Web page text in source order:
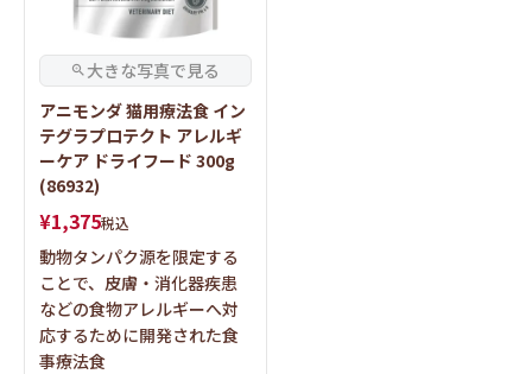
アニモンダ 猫用療法食 イン
テグラプロテクト アレルギ
ーケア ドライフード 300g
(86932)
¥1,375税込
動物タンパク源を限定する
ことで、皮膚・消化器疾患
などの食物アレルギーへ対
応するために開発された食
事療法食